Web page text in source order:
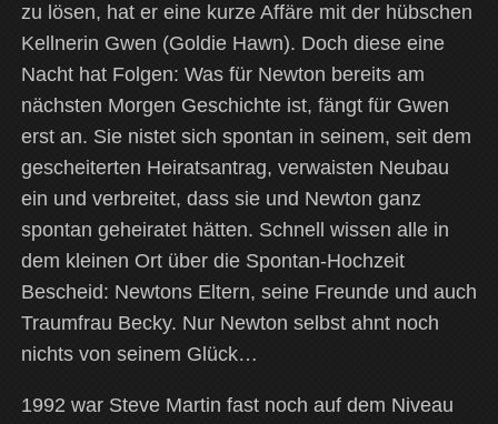
zu lösen, hat er eine kurze Affäre mit der hübschen
Kellnerin Gwen (Goldie Hawn). Doch diese eine
Nacht hat Folgen: Was für Newton bereits am
nächsten Morgen Geschichte ist, fängt für Gwen
erst an. Sie nistet sich spontan in seinem, seit dem
gescheiterten Heiratsantrag, verwaisten Neubau
ein und verbreitet, dass sie und Newton ganz
spontan geheiratet hätten. Schnell wissen alle in
dem kleinen Ort über die Spontan-Hochzeit
Bescheid: Newtons Eltern, seine Freunde und auch
Traumfrau Becky. Nur Newton selbst ahnt noch
nichts von seinem Glück…
1992 war Steve Martin fast noch auf dem Niveau